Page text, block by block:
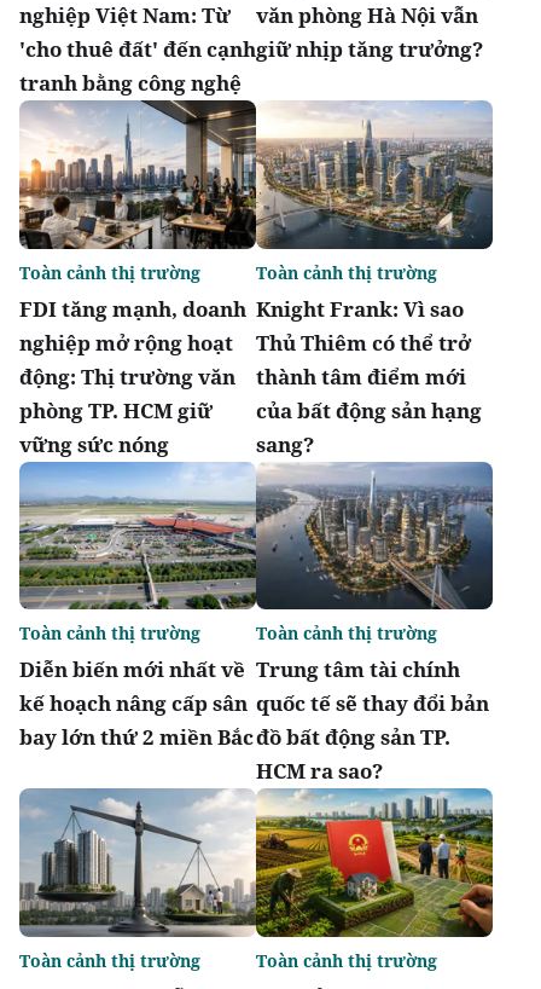
nghiệp Việt Nam: Từ
'cho thuê đất' đến cạnh
tranh bằng công nghệ
văn phòng Hà Nội vẫn
giữ nhịp tăng trưởng?
FDI tăng mạnh, doanh
nghiệp mở rộng hoạt
động: Thị trường văn
phòng TP. HCM giữ
vững sức nóng
Toàn cảnh thị trường
Knight Frank: Vì sao
Thủ Thiêm có thể trở
thành tâm điểm mới
của bất động sản hạng
sang?
Toàn cảnh thị trường
Diễn biến mới nhất về
kế hoạch nâng cấp sân
bay lớn thứ 2 miền Bắc
Toàn cảnh thị trường
Trung tâm tài chính
quốc tế sẽ thay đổi bản
đồ bất động sản TP.
HCM ra sao?
Toàn cảnh thị trường
Toàn cảnh thị trường Toàn cảnh thị trường